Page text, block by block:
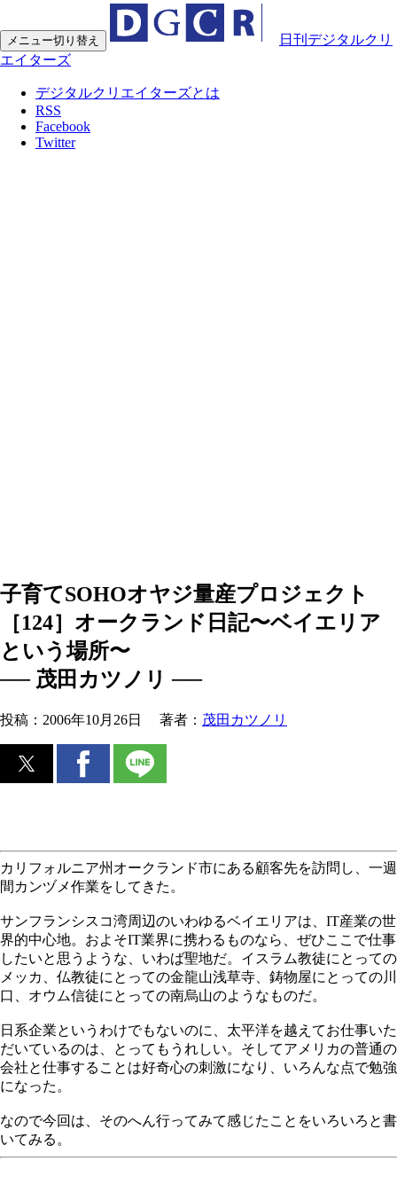
メニュー切り替え
日刊デジタルクリ
エイターズ
デジタルクリエイターズとは
RSS
Facebook
Twitter
子育てSOHOオヤジ量産プロジェクト
［124］オークランド日記〜ベイエリア
という場所〜
── 茂田カツノリ ──
投稿： 2006年10月26日 著者： 茂田カツノリ
カリフォルニア州オークランド市にある顧客先を訪問し、一週
間カンヅメ作業をしてきた。
サンフランシスコ湾周辺のいわゆるベイエリアは、IT産業の世
界的中心地。およそIT業界に携わるものなら、ぜひここで仕事
したいと思うような、いわば聖地だ。イスラム教徒にとっての
メッカ、仏教徒にとっての金龍山浅草寺、鋳物屋にとっての川
口、オウム信徒にとっての南烏山のようなものだ。
日系企業というわけでもないのに、太平洋を越えてお仕事いた
だいているのは、とってもうれしい。そしてアメリカの普通の
会社と仕事することは好奇心の刺激になり、いろんな点で勉強
になった。
なので今回は、そのへん行ってみて感じたことをいろいろと書
いてみる。